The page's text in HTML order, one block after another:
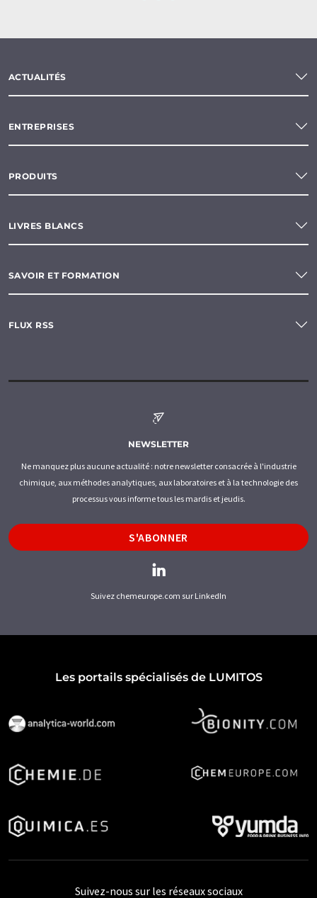
ACTUALITÉS
ENTREPRISES
PRODUITS
LIVRES BLANCS
SAVOIR ET FORMATION
FLUX RSS
NEWSLETTER
Ne manquez plus aucune actualité : notre newsletter consacrée à l'industrie
chimique, aux méthodes analytiques, aux laboratoires et à la technologie des
processus vous informe tous les mardis et jeudis.
S'ABONNER
Suivez chemeurope.com sur LinkedIn
Les portails spécialisés de LUMITOS
Suivez-nous sur les réseaux sociaux